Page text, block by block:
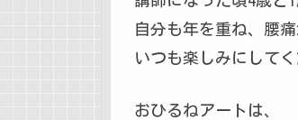
自分も年を重ね、腰
いつも楽しみにして
おひるねアートは、